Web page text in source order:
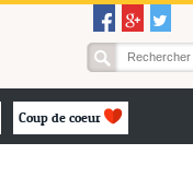
Coup de coeur